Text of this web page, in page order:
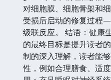
对细胞膜、细胞骨架和
受损后启动的修复过程
级联反应。 结语：健康
的最终目标是提升读者
制的深入理解，读者能
性，例如合理膳食、适